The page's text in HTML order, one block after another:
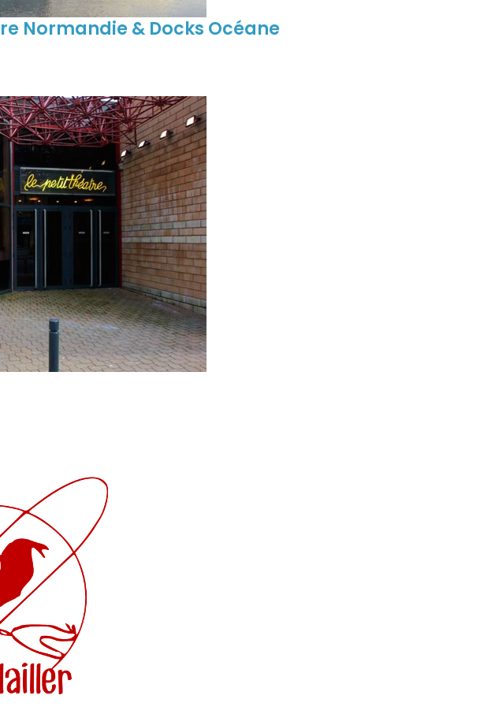
Normandie & Docks Océane